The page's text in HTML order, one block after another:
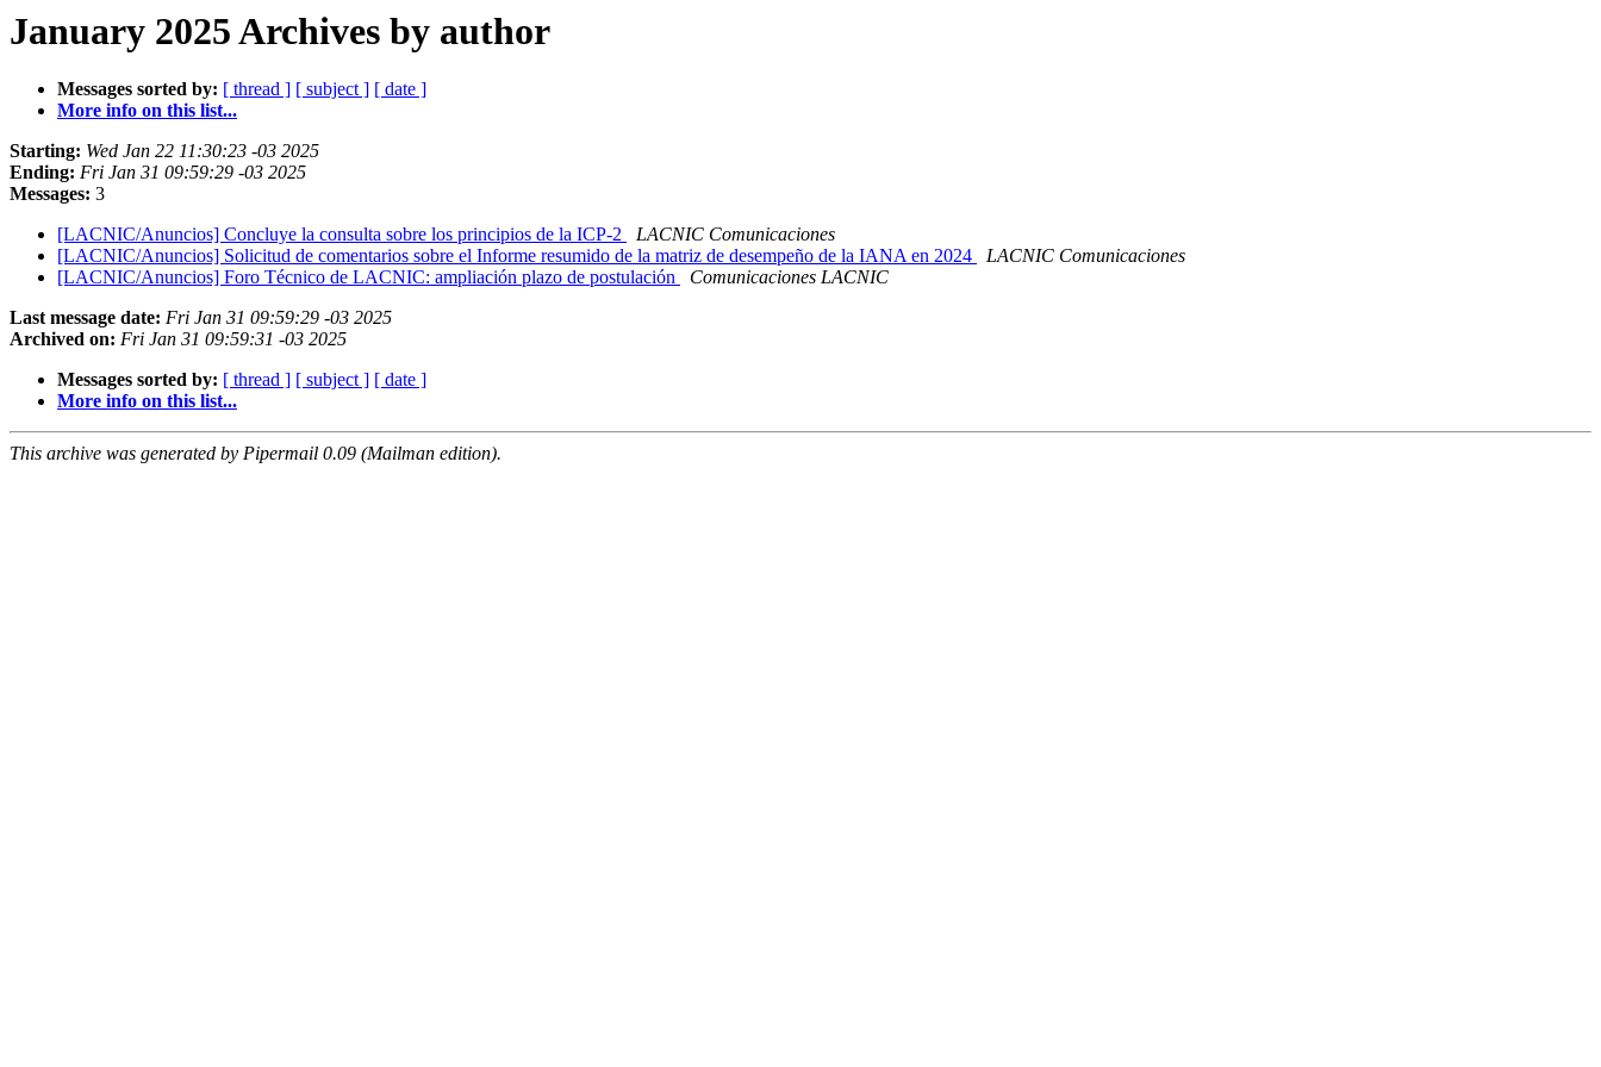
January 2025 Archives by author
Messages sorted by: [ thread ] [ subject ] [ date ]
More info on this list...
Starting: Wed Jan 22 11:30:23 -03 2025
Ending: Fri Jan 31 09:59:29 -03 2025
Messages: 3
[LACNIC/Anuncios] Concluye la consulta sobre los principios de la ICP-2
LACNIC Comunicaciones
[LACNIC/Anuncios] Solicitud de comentarios sobre el Informe resumido de la matriz de desempeño de la IANA en 2024
LACNIC Comunicaciones
[LACNIC/Anuncios] Foro Técnico de LACNIC: ampliación plazo de postulación
Comunicaciones LACNIC
Last message date: Fri Jan 31 09:59:29 -03 2025
Archived on: Fri Jan 31 09:59:31 -03 2025
Messages sorted by: [ thread ] [ subject ] [ date ]
More info on this list...
This archive was generated by Pipermail 0.09 (Mailman edition).